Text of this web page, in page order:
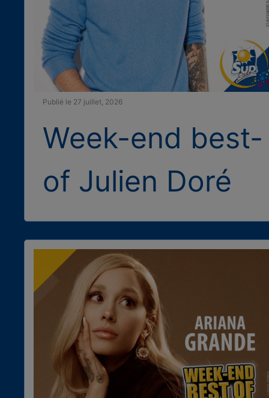
Publié le 27 juillet, 2026
Week-end best-
of Julien Doré